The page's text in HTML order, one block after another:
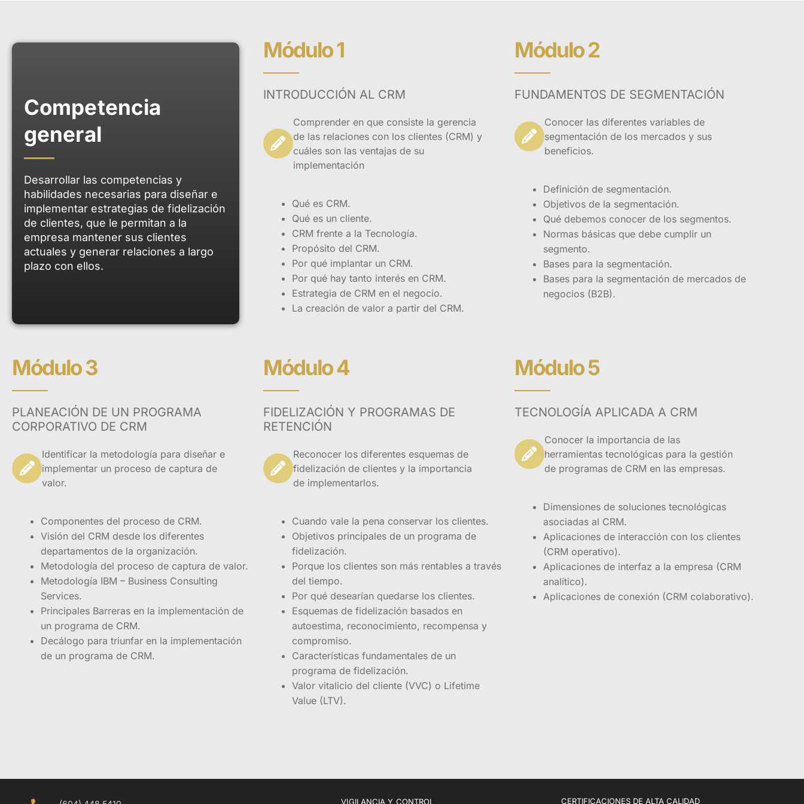
Competencia
general
Desarrollar las competencias y
habilidades necesarias para diseñar e
implementar estrategias de fidelización
de clientes, que le permitan a la
empresa mantener sus clientes
actuales y generar relaciones a largo
plazo con ellos.
Módulo 1
INTRODUCCIÓN AL CRM
Comprender en que consiste la gerencia
de las relaciones con los clientes (CRM) y
cuáles son las ventajas de su
implementación
Qué es CRM.
Qué es un cliente.
CRM frente a la Tecnología.
Propósito del CRM.
Por qué implantar un CRM.
Por qué hay tanto interés en CRM.
Estrategia de CRM en el negocio.
La creación de valor a partir del CRM.
Módulo 2
FUNDAMENTOS DE SEGMENTACIÓN
Conocer las diferentes variables de
segmentación de los mercados y sus
beneficios.
Definición de segmentación.
Objetivos de la segmentación.
Qué debemos conocer de los segmentos.
Normas básicas que debe cumplir un
segmento.
Bases para la segmentación.
Bases para la segmentación de mercados de
negocios (B2B).
Módulo 3
PLANEACIÓN DE UN PROGRAMA
CORPORATIVO DE CRM
Identificar la metodología para diseñar e
implementar un proceso de captura de
valor.
Componentes del proceso de CRM.
Visión del CRM desde los diferentes
departamentos de la organización.
Metodología del proceso de captura de valor.
Metodología IBM – Business Consulting
Services.
Principales Barreras en la implementación de
un programa de CRM.
Decálogo para triunfar en la implementación
de un programa de CRM.
Módulo 4
FIDELIZACIÓN Y PROGRAMAS DE
RETENCIÓN
Reconocer los diferentes esquemas de
fidelización de clientes y la importancia
de implementarlos.
Cuando vale la pena conservar los clientes.
Objetivos principales de un programa de
fidelización.
Porque los clientes son más rentables a través
del tiempo.
Por qué desearían quedarse los clientes.
Esquemas de fidelización basados en
autoestima, reconocimiento, recompensa y
compromiso.
Características fundamentales de un
programa de fidelización.
Valor vitalicio del cliente (VVC) o Lifetime
Value (LTV).
Módulo 5
TECNOLOGÍA APLICADA A CRM
Conocer la importancia de las
herramientas tecnológicas para la gestión
de programas de CRM en las empresas.
Dimensiones de soluciones tecnológicas
asociadas al CRM.
Aplicaciones de interacción con los clientes
(CRM operativo).
Aplicaciones de interfaz a la empresa (CRM
analítico).
Aplicaciones de conexión (CRM colaborativo).
VIGILANCIA Y CONTROL CERTIFICACIONES DE ALTA CALIDAD